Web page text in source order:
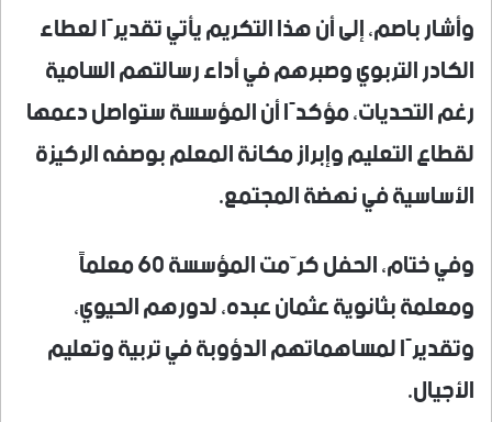
وأشار باصم، إلى أن هذا التكريم يأتي تقديرًا لعطاء
الكادر التربوي وصبرهم في أداء رسالتهم السامية
رغم التحديات، مؤكدًا أن المؤسسة ستواصل دعمها
لقطاع التعليم وإبراز مكانة المعلم بوصفه الركيزة
الأساسية في نهضة المجتمع.
وفي ختام، الحفل كرّمت المؤسسة 60 معلماً
ومعلمة بثانوية عثمان عبده، لدورهم الحيوي،
وتقديرًا لمساهماتهم الدؤوبة في تربية وتعليم
الأجيال.